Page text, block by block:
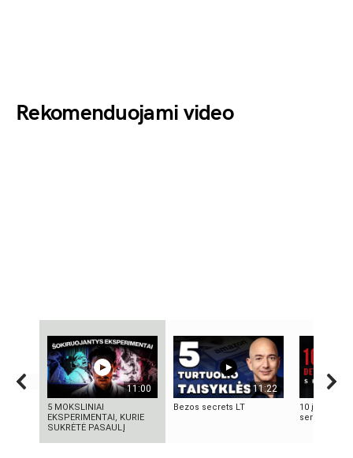
Rekomenduojami video
11:00
5 MOKSLINIAI
EKSPERIMENTAI, KURIE
SUKRĖTĖ PASAULĮ
11:22
Bezos secrets LT
10
serialų